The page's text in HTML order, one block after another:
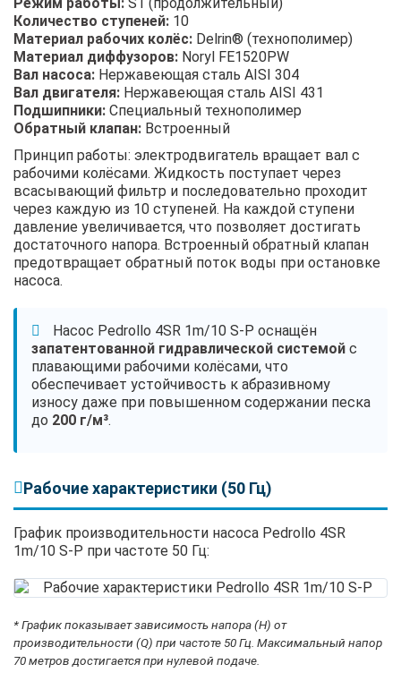
Количество ступеней: 10
Материал рабочих колёс: Delrin® (технополимер)
Материал диффузоров: Noryl FE1520PW
Вал насоса: Нержавеющая сталь AISI 304
Вал двигателя: Нержавеющая сталь AISI 431
Подшипники: Специальный технополимер
Обратный клапан: Встроенный
Принцип работы: электродвигатель вращает вал с
рабочими колёсами. Жидкость поступает через
всасывающий фильтр и последовательно проходит
через каждую из 10 ступеней. На каждой ступени
давление увеличивается, что позволяет достигать
достаточного напора. Встроенный обратный клапан
предотвращает обратный поток воды при остановке
насоса.
Насос Pedrollo 4SR 1m/10 S-P оснащён
запатентованной гидравлической системой с
плавающими рабочими колёсами, что
обеспечивает устойчивость к абразивному
износу даже при повышенном содержании песка
до 200 г/м³.
Рабочие характеристики (50 Гц)
График производительности насоса Pedrollo 4SR
1m/10 S-P при частоте 50 Гц:
* График показывает зависимость напора (H) от
производительности (Q) при частоте 50 Гц. Максимальный напор
70 метров достигается при нулевой подаче.